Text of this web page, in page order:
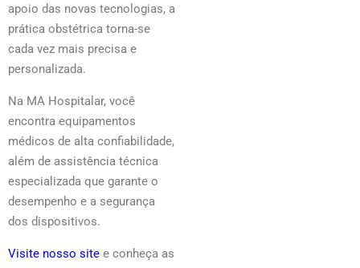
apoio das novas tecnologias, a
prática obstétrica torna-se
cada vez mais precisa e
personalizada.
Na MA Hospitalar, você
encontra equipamentos
médicos de alta confiabilidade,
além de assistência técnica
especializada que garante o
desempenho e a segurança
dos dispositivos.
Visite nosso site e conheça as